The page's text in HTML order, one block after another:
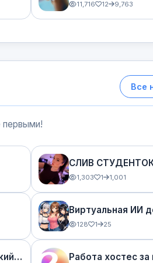
11,716 12 9,763
Все
первыми!
Слив телеграм русский секс
1,303 1 1,001
128 1 25